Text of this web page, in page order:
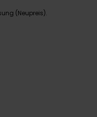
(Neupreis).